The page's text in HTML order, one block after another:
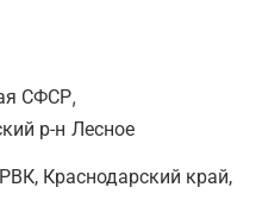
СФСР,
р-н Лесное
Краснодарский край,